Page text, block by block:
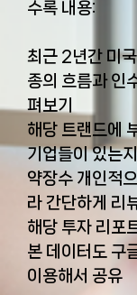
수록 내용:
최근 2년간 미
종의 흐름과 인
펴보기
해당 트랜드에
기업들이 있는
약장수 개인적
라 간단하게 리
해당 투자 리포
본 데이터도 구
이용해서 공유